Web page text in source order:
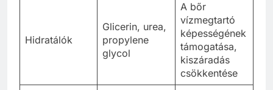
Hidratálók
Glicerin, urea,
propylene
glycol
A bőr
vízmegtartó
képességének
támogatása,
kiszáradás
csökkentése